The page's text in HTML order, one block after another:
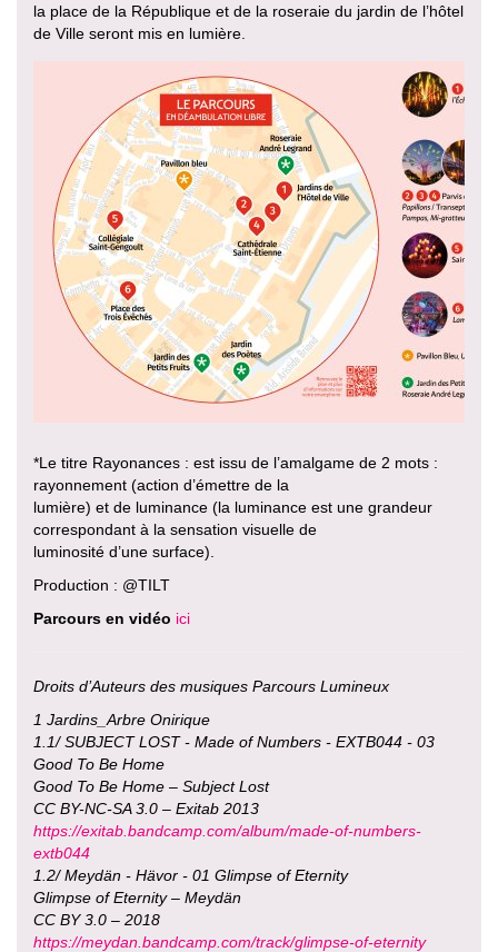
la place de la République et de la roseraie du jardin de l’hôtel
de Ville seront mis en lumière.
*Le titre Rayonances : est issu de l’amalgame de 2 mots :
rayonnement (action d’émettre de la
lumière) et de luminance (la luminance est une grandeur
correspondant à la sensation visuelle de
luminosité d’une surface).
Production : @TILT
Parcours en vidéo ici
Droits d’Auteurs des musiques Parcours Lumineux
1 Jardins_Arbre Onirique
1.1/ SUBJECT LOST - Made of Numbers - EXTB044 - 03
Good To Be Home
Good To Be Home – Subject Lost
CC BY-NC-SA 3.0 – Exitab 2013
https://exitab.bandcamp.com/album/made-of-numbers-
extb044
1.2/ Meydän - Hävor - 01 Glimpse of Eternity
Glimpse of Eternity – Meydän
CC BY 3.0 – 2018
https://meydan.bandcamp.com/track/glimpse-of-eternity